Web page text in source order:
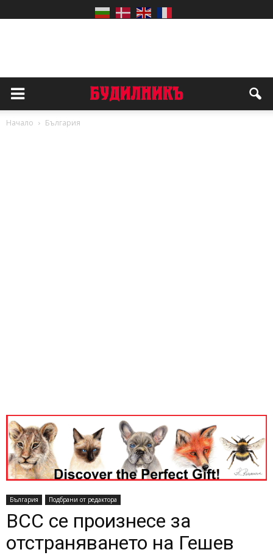
Начало България
България Подбрани от редактора
ВСС се произнесе за
отстраняването на Гешев